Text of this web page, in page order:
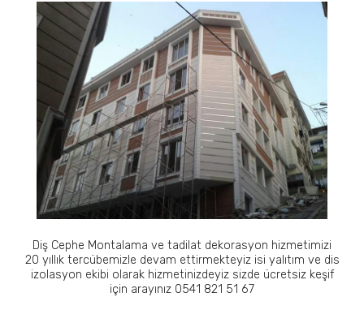
Diş Cephe Montalama ve tadilat dekorasyon hizmetimizi
20 yıllık tercübemizle devam ettirmekteyiz isi yalıtım ve dis
izolasyon ekibi olarak hizmetinizdeyiz sizde ücretsiz keşif
için arayınız 0541 821 51 67